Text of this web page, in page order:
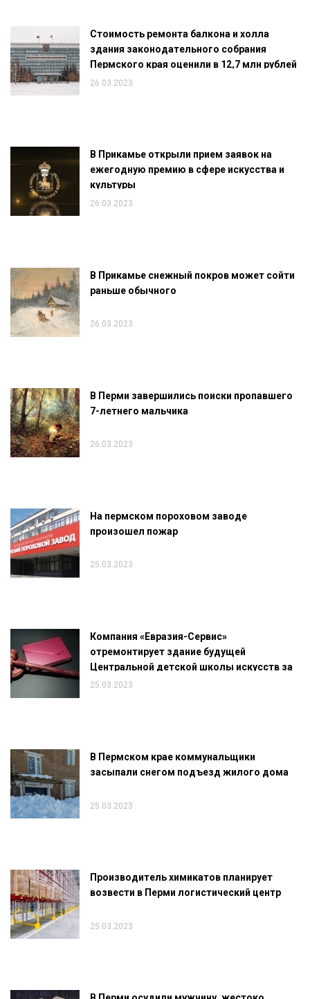
Стоимость ремонта балкона и холла
здания законодательного собрания
Пермского края оценили в 12,7 млн рублей
26.03.2023
В Прикамье открыли прием заявок на
ежегодную премию в сфере искусства и
культуры
26.03.2023
В Прикамье снежный покров может сойти
раньше обычного
26.03.2023
В Перми завершились поиски пропавшего
7-летнего мальчика
26.03.2023
На пермском пороховом заводе
произошел пожар
25.03.2023
Компания «Евразия-Сервис»
отремонтирует здание будущей
Центральной детской школы искусств за
146 млн рублей
25.03.2023
В Пермском крае коммунальщики
засыпали снегом подъезд жилого дома
25.03.2023
Производитель химикатов планирует
возвести в Перми логистический центр
25.03.2023